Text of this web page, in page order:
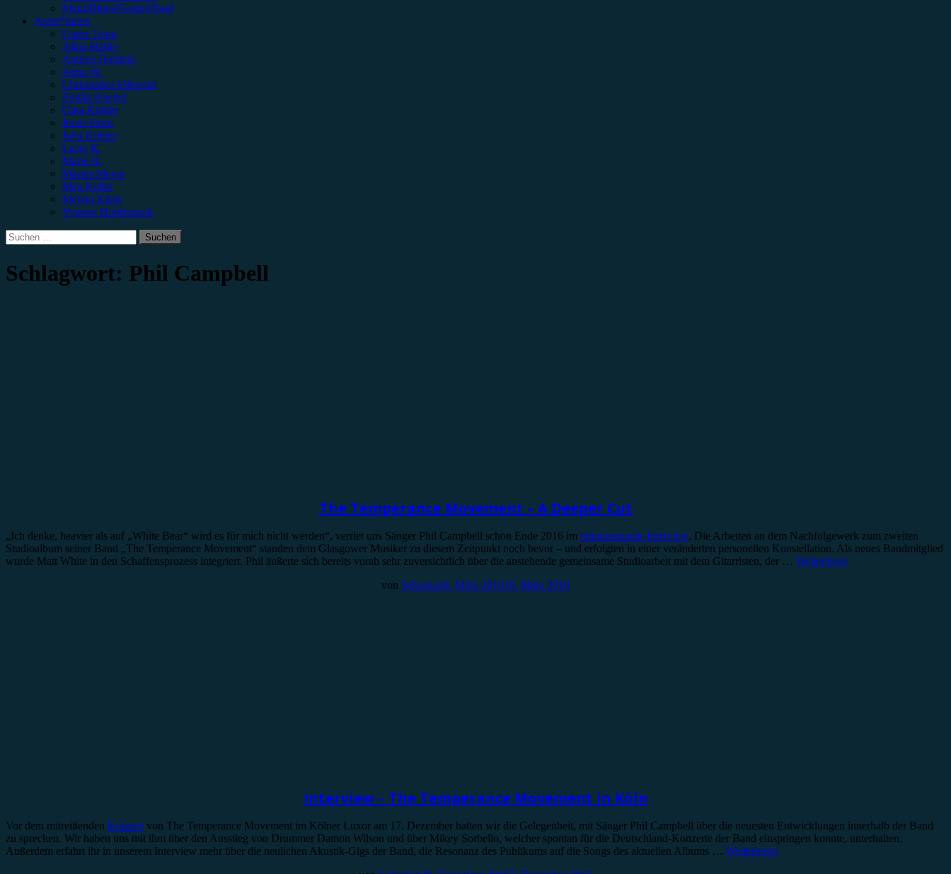
#Jazz/Blues/Gospel/Soul
Autor*innen
Unser Team
Alina Hasky
Andrea Holstein
Anna W.
Christopher Filipecki
Emilia Knebel
Gina Köhler
Jonas Horn
Julia Köhler
Lucie K.
Marie H.
Marius Meyer
Max Keller
Melvin Klein
Yvonne Hopfensack
Suchen
nach:
Schlagwort: Phil Campbell
The Temperance Movement – A Deeper Cut
„Ich denke, heavier als auf „White Bear“ wird es für mich nicht werden“, verriet uns Sänger Phil Campbell schon Ende 2016 im minutenmusik-Interview. Die Arbeiten an dem Nachfolgewerk zum zweiten
Studioalbum seiner Band „The Temperance Movement“ standen dem Glasgower Musiker zu diesem Zeitpunkt noch bevor – und erfolgten in einer veränderten personellen Konstellation. Als neues Bandmitglied
wurde Matt White in den Schaffensprozess integriert. Phil äußerte sich bereits vorab sehr zuversichtlich über die anstehende gemeinsame Studioarbeit mit dem Gitarristen, der … Weiterlesen
von Sebastian8. März 201810. März 2018
Interview – The Temperance Movement in Köln
Vor dem mitreißenden Konzert von The Temperance Movement im Kölner Luxor am 17. Dezember hatten wir die Gelegenheit, mit Sänger Phil Campbell über die neuesten Entwicklungen innerhalb der Band
zu sprechen. Wir haben uns mit ihm über den Ausstieg von Drummer Damon Wilson und über Mikey Sorbello, welcher spontan für die Deutschland-Konzerte der Band einspringen konnte, unterhalten.
Außerdem erfahrt ihr in unserem Interview mehr über die neulichen Akustik-Gigs der Band, die Resonanz des Publikums auf die Songs des aktuellen Albums … Weiterlesen